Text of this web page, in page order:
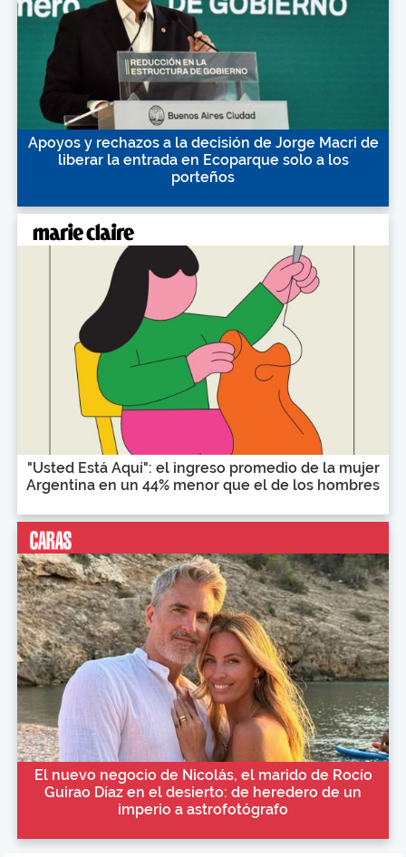
Apoyos y rechazos a la decisión de Jorge Macri de
liberar la entrada en Ecoparque solo a los
porteños
"Usted Está Aquí": el ingreso promedio de la mujer
Argentina en un 44% menor que el de los hombres
El nuevo negocio de Nicolás, el marido de Rocío
Guirao Díaz en el desierto: de heredero de un
imperio a astrofotógrafo